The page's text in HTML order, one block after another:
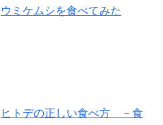
ウミケムシを食べてみた
ヒトデの正しい食べ方 －食